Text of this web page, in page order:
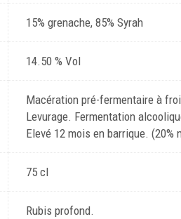
15% grenache, 85% Syrah
14.50 % Vol
Macération pré-fermentaire à
Levurage. Fermentation
Elevé 12 mois en barrique.
75 cl
Rubis profond.